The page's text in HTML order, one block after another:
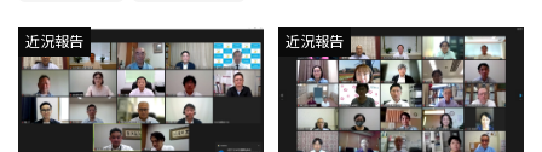
近況報告 近況報告